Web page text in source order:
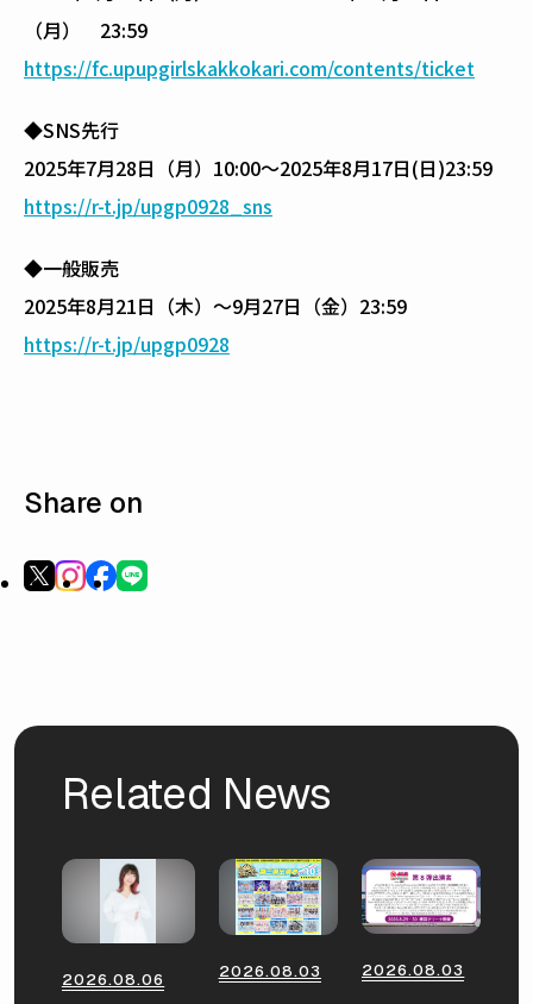
（月） 23:59
https://fc.upupgirlskakkokari.com/contents/ticket
◆SNS先行
2025年7月28日（月）10:00〜2025年8月17日(日)23:59
https://r-t.jp/upgp0928_sns
◆一般販売
2025年8月21日（木）〜9月27日（金）23:59
https://r-t.jp/upgp0928
Share on
Related News
2026.08.06 2026.08.03 2026.08.03